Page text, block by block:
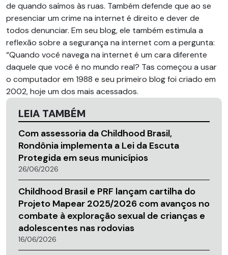
de quando saímos às ruas. Também defende que ao se
presenciar um crime na internet é direito e dever de
todos denunciar. Em seu blog, ele também estimula a
reflexão sobre a segurança na internet com a pergunta:
“Quando você navega na internet é um cara diferente
daquele que você é no mundo real? Tas começou a usar
o computador em 1988 e seu primeiro blog foi criado em
2002, hoje um dos mais acessados.
LEIA TAMBÉM
Com assessoria da Childhood Brasil,
Rondônia implementa a Lei da Escuta
Protegida em seus municípios
26/06/2026
Childhood Brasil e PRF lançam cartilha do
Projeto Mapear 2025/2026 com avanços no
combate à exploração sexual de crianças e
adolescentes nas rodovias
16/06/2026